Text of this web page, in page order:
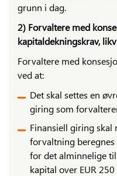
grunn i dag.
2) Forvaltere med
kapitaldekningskrav,
Forvaltere med
ved at:
Det skal settes en
giring som
Finansiell giring skal
forvaltning
for det alminnelige
kapital over EUR